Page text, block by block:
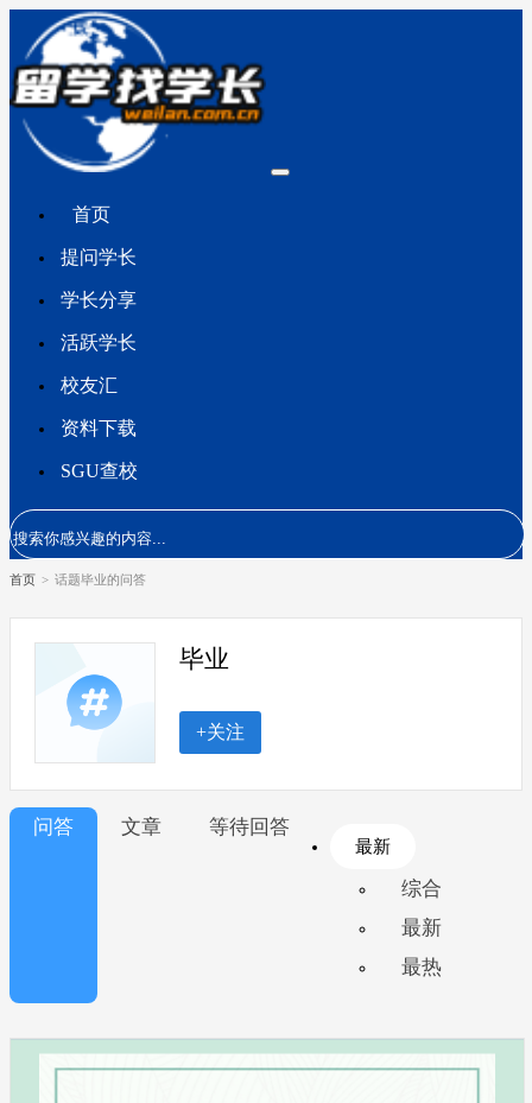
首页
提问学长
学长分享
活跃学长
校友汇
资料下载
SGU查校
首页 > 话题毕业的问答
毕业
+关注
问答 文章 等待回答
最新
综合
最新
最热